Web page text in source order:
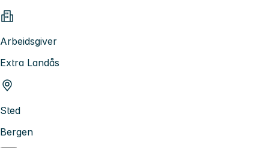
Arbeidsgiver
Extra Landås
Sted
Bergen